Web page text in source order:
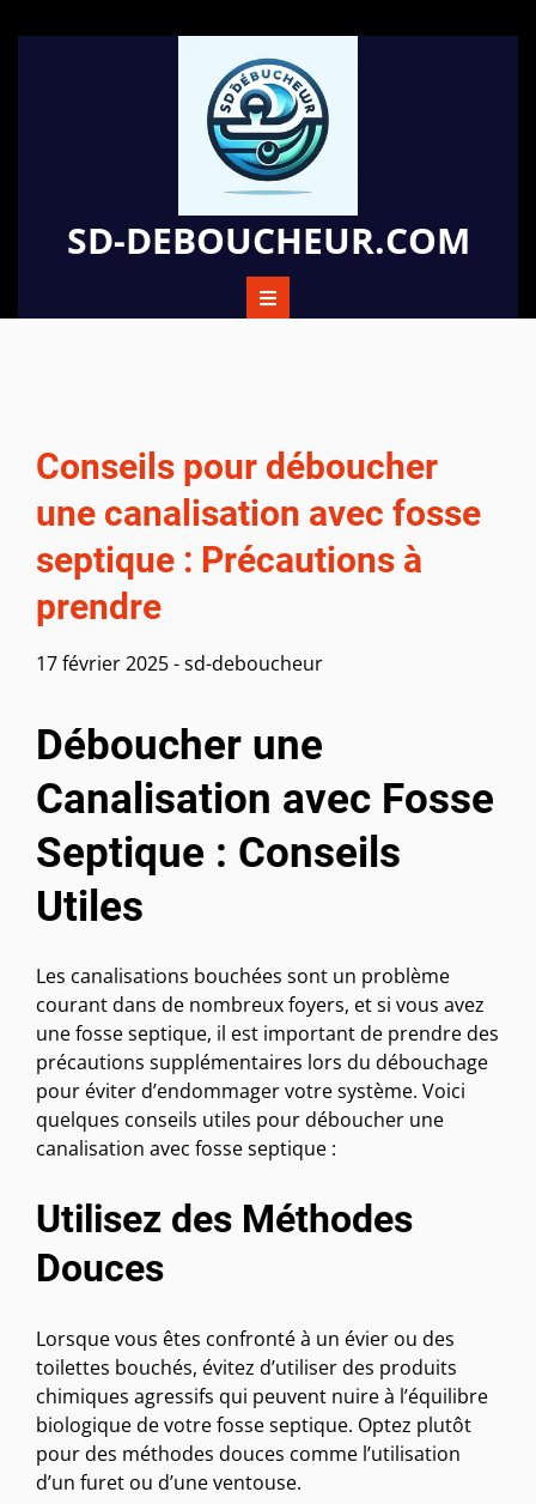
au
SD-DEBOUCHEUR.COM
Conseils pour déboucher
une canalisation avec fosse
septique : Précautions à
prendre
17 février 2025-sd-deboucheur
Déboucher une
Canalisation avec Fosse
Septique : Conseils
Utiles
Les canalisations bouchées sont un problème
courant dans de nombreux foyers, et si vous avez
une fosse septique, il est important de prendre des
précautions supplémentaires lors du débouchage
pour éviter d’endommager votre système. Voici
quelques conseils utiles pour déboucher une
canalisation avec fosse septique :
Utilisez des Méthodes
Douces
Lorsque vous êtes confronté à un évier ou des
toilettes bouchés, évitez d’utiliser des produits
chimiques agressifs qui peuvent nuire à l’équilibre
biologique de votre fosse septique. Optez plutôt
pour des méthodes douces comme l’utilisation
d’un furet ou d’une ventouse.